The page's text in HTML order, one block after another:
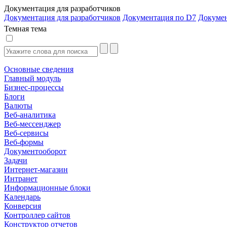
Документация для разработчиков
Документация для разработчиков Документация по D7
Темная тема
Основные сведения
Главный модуль
Бизнес-процессы
Блоги
Валюты
Веб-аналитика
Веб-мессенджер
Веб-сервисы
Веб-формы
Документооборот
Задачи
Интернет-магазин
Интранет
Информационные блоки
Календарь
Конверсия
Контроллер сайтов
Конструктор отчетов